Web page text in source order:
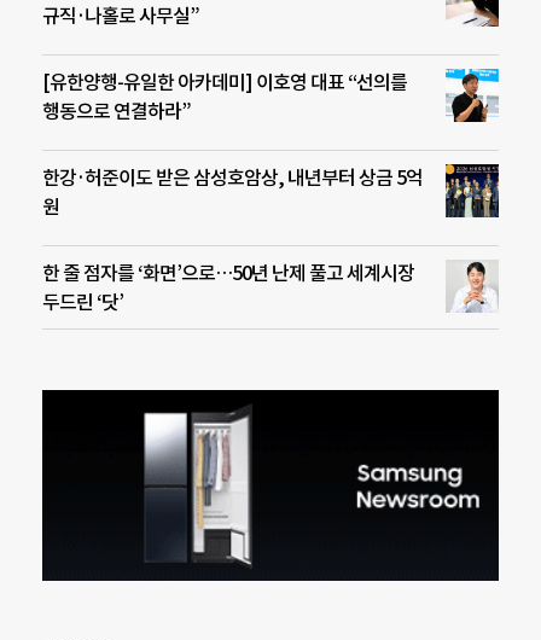
규직·나홀로 사무실”
[유한양행-유일한 아카데미] 이호영 대표 “선의를
행동으로 연결하라”
한강·허준이도 받은 삼성호암상, 내년부터 상금 5억
원
한 줄 점자를 ‘화면’으로…50년 난제 풀고 세계시장
두드린 ‘닷’